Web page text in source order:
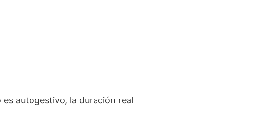
autogestivo, la duración real